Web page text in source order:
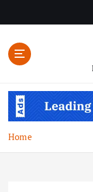
n
Home